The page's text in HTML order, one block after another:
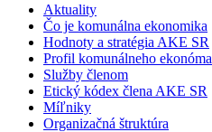
Aktuality
Čo je komunálna ekonomika
Hodnoty a stratégia AKE SR
Profil komunálneho ekonóma
Služby členom
Etický kódex člena AKE SR
Míľniky
Organizačná štruktúra